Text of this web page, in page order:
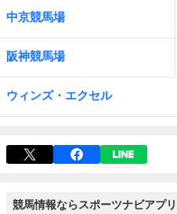
中京競馬場
阪神競馬場
ウィンズ・エクセル
競馬情報ならスポーツナビアプリ